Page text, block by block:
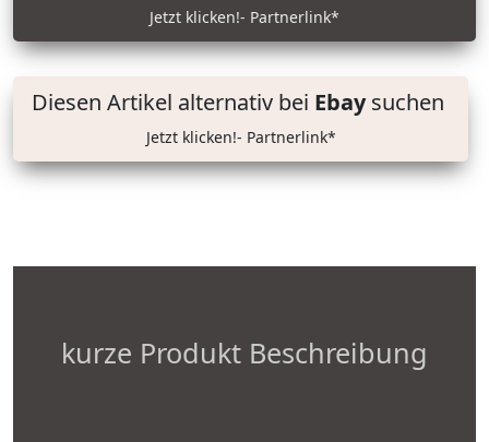
Jetzt klicken!- Partnerlink*
Diesen Artikel alternativ bei Ebaysuchen
Jetzt klicken!- Partnerlink*
kurze Produkt Beschreibung